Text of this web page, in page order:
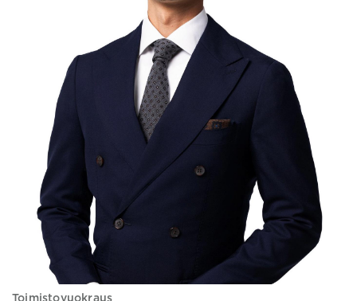
Toimistovuokraus